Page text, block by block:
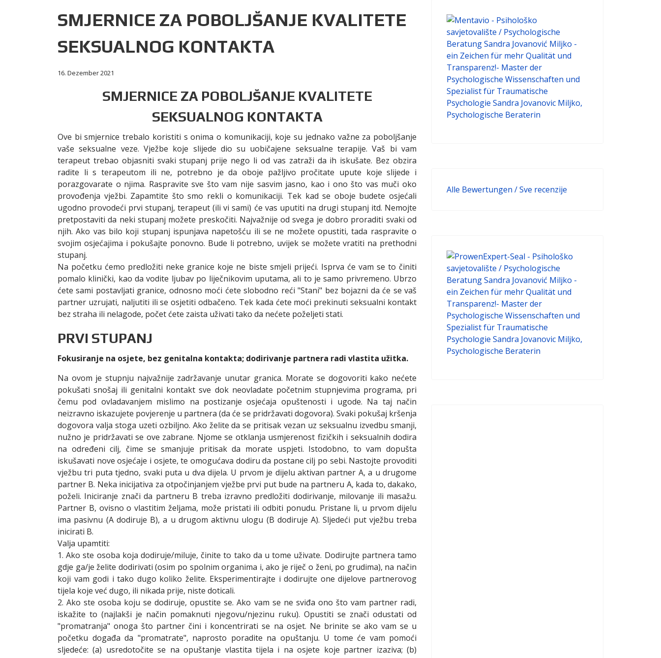
SMJERNICE ZA POBOLJŠANJE KVALITETE
SEKSUALNOG KONTAKTA
16. Dezember 2021
SMJERNICE ZA POBOLJŠANJE KVALITETE
SEKSUALNOG KONTAKTA
Ove bi smjernice trebalo koristiti s onima o komunikaciji, koje su jednako važne za poboljšanje
vaše seksualne veze. Vježbe koje slijede dio su uobičajene seksualne terapije. Vaš bi vam
terapeut trebao objasniti svaki stupanj prije nego li od vas zatraži da ih iskušate. Bez obzira
radite li s terapeutom ili ne, potrebno je da oboje pažljivo pročitate upute koje slijede i
porazgovarate o njima. Raspravite sve što vam nije sasvim jasno, kao i ono što vas muči oko
provođenja vježbi. Zapamtite što smo rekli o komunikaciji. Tek kad se oboje budete osjećali
ugodno provodeći prvi stupanj, terapeut (ili vi sami) će vas uputiti na drugi stupanj itd. Nemojte
pretpostaviti da neki stupanj možete preskočiti. Najvažnije od svega je dobro proraditi svaki od
njih. Ako vas bilo koji stupanj ispunjava napetošću ili se ne možete opustiti, tada raspravite o
svojim osjećajima i pokušajte ponovno. Bude li potrebno, uvijek se možete vratiti na prethodni
stupanj.
Na početku ćemo predložiti neke granice koje ne biste smjeli prijeći. Isprva će vam se to činiti
pomalo klinički, kao da vodite ljubav po liječnikovim uputama, ali to je samo privremeno. Ubrzo
ćete sami postavljati granice, odnosno moći ćete slobodno reći "Stani" bez bojazni da će se vaš
partner uzrujati, naljutiti ili se osjetiti odbačeno. Tek kada ćete moći prekinuti seksualni kontakt
bez straha ili nelagode, počet ćete zaista uživati tako da nećete poželjeti stati.
PRVI STUPANJ
Fokusiranje na osjete, bez genitalna kontakta; dodirivanje partnera radi vlastita užitka.
Na ovom je stupnju najvažnije zadržavanje unutar granica. Morate se dogovoriti kako nećete
pokušati snošaj ili genitalni kontakt sve dok neovladate početnim stupnjevima programa, pri
čemu pod ovladavanjem mislimo na postizanje osjećaja opuštenosti i ugode. Na taj način
neizravno iskazujete povjerenje u partnera (da će se pridržavati dogovora). Svaki pokušaj kršenja
dogovora valja stoga uzeti ozbiljno. Ako želite da se pritisak vezan uz seksualnu izvedbu smanji,
nužno je pridržavati se ove zabrane. Njome se otklanja usmjerenost fizičkih i seksualnih dodira
na određeni cilj, čime se smanjuje pritisak da morate uspjeti. Istodobno, to vam dopušta
iskušavati nove osjećaje i osjete, te omogućava dodiru da postane cilj po sebi. Nastojte provoditi
vježbu tri puta tjedno, svaki puta u dva dijela. U prvom je dijelu aktivan partner A, a u drugome
partner B. Neka inicijativa za otpočinjanjem vježbe prvi put bude na partneru A, kada to, dakako,
poželi. Iniciranje znači da partneru B treba izravno predložiti dodirivanje, milovanje ili masažu.
Partner B, ovisno o vlastitim željama, može pristati ili odbiti ponudu. Pristane li, u prvom dijelu
ima pasivnu (A dodiruje B), a u drugom aktivnu ulogu (B dodiruje A). Sljedeći put vježbu treba
inicirati B.
Valja upamtiti:
1. Ako ste osoba koja dodiruje/miluje, činite to tako da u tome uživate. Dodirujte partnera tamo
gdje ga/je želite dodirivati (osim po spolnim organima i, ako je riječ o ženi, po grudima), na način
koji vam godi i tako dugo koliko želite. Eksperimentirajte i dodirujte one dijelove partnerovog
tijela koje već dugo, ili nikada prije, niste doticali.
2. Ako ste osoba koju se dodiruje, opustite se. Ako vam se ne sviđa ono što vam partner radi,
iskažite to (najlakši je način pomaknuti njegovu/njezinu ruku). Opustiti se znači odustati od
"promatranja" onoga što partner čini i koncentrirati se na osjet. Ne brinite se ako vam se u
početku događa da "promatrate", naprosto poradite na opuštanju. U tome će vam pomoći
sljedeće: (a) usredotočite se na opuštanje vlastita tijela i na osjete koje partner izaziva; (b)
Alle Bewertungen / Sve recenzije